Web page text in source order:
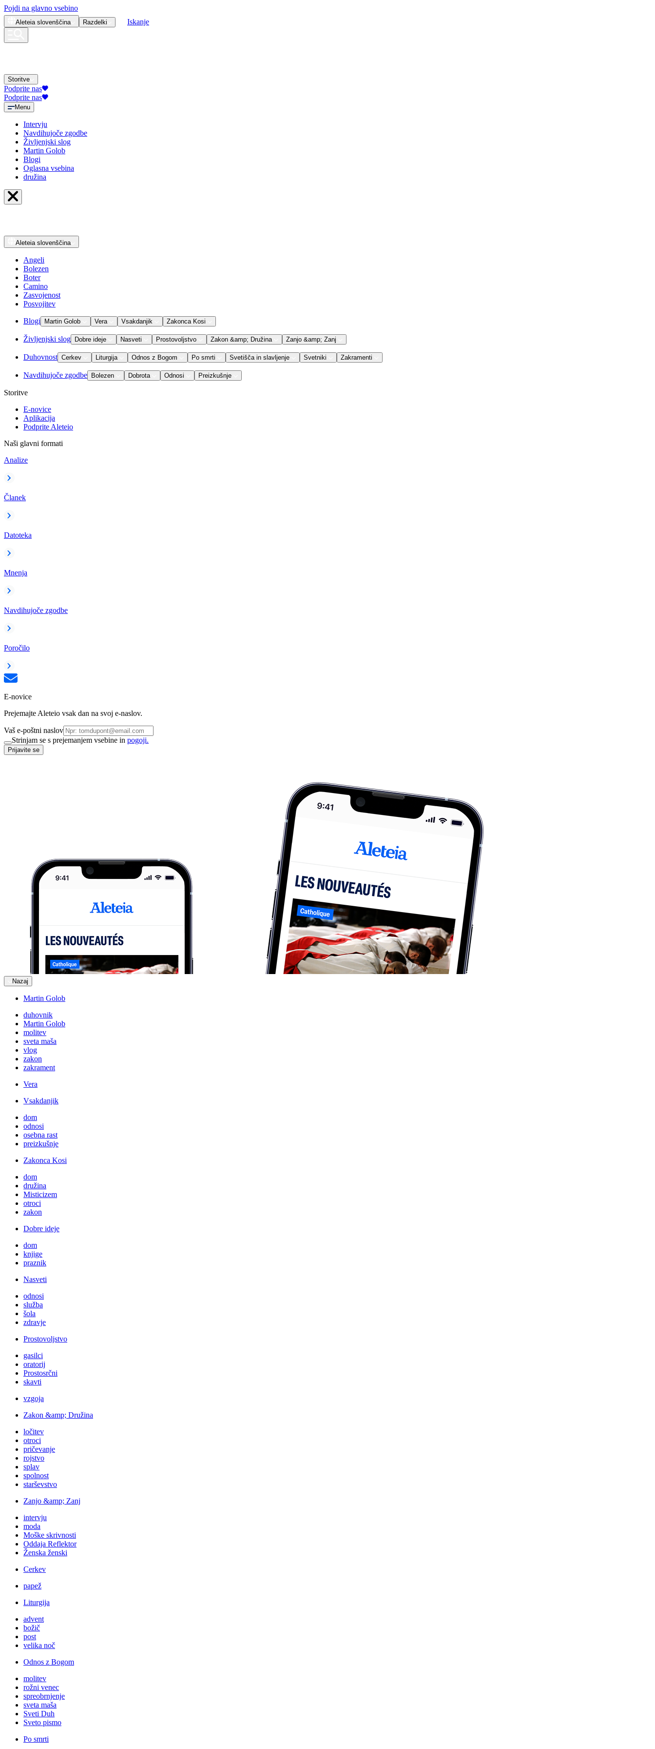
Pojdi na glavno vsebino
Aleteia slovenščina Razdelki Iskanje
Storitve
Podprite nas
Podprite nas
Menu
Intervju
Navdihujoče zgodbe
Življenjski slog
Martin Golob
Blogi
Oglasna vsebina
družina
Aleteia slovenščina
Angeli
Bolezen
Boter
Camino
Zasvojenost
Posvojitev
Blogi Martin Golob Vera Vsakdanjik Zakonca Kosi
Življenjski slog Dobre ideje Nasveti Prostovoljstvo Zakon &amp; Družina Zanjo &amp; Zanj
Duhovnost Cerkev Liturgija Odnos z Bogom Po smrti Svetišča in slavljenje Svetniki Zakramenti
Navdihujoče zgodbe Bolezen Dobrota Odnosi Preizkušnje
Storitve
E-novice
Aplikacija
Podprite Aleteio
Naši glavni formati
Analize
Članek
Datoteka
Mnenja
Navdihujoče zgodbe
Poročilo
E-novice
Prejemajte Aleteio vsak dan na svoj e-naslov.
Vaš e-poštni naslov
Strinjam se s prejemanjem vsebine in pogoji.
Prijavite se
Nazaj
Martin Golob
duhovnik
Martin Golob
molitev
sveta maša
vlog
zakon
zakrament
Vera
Vsakdanjik
dom
odnosi
osebna rast
preizkušnje
Zakonca Kosi
dom
družina
Misticizem
otroci
zakon
Dobre ideje
dom
knjige
praznik
Nasveti
odnosi
služba
šola
zdravje
Prostovoljstvo
gasilci
oratorij
Prostosrčni
skavti
vzgoja
Zakon &amp; Družina
ločitev
otroci
pričevanje
rojstvo
splav
spolnost
starševstvo
Zanjo &amp; Zanj
intervju
moda
Moške skrivnosti
Oddaja Reflektor
Ženska ženski
Cerkev
papež
Liturgija
advent
božič
post
velika noč
Odnos z Bogom
molitev
rožni venec
spreobrnjenje
sveta maša
Sveti Duh
Sveto pismo
Po smrti